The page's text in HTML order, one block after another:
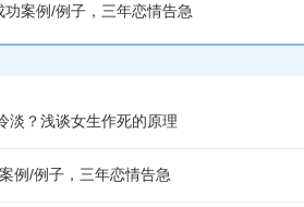
案例/例子，三年恋情告急
淡？浅谈女生作死的原理
例/例子，三年恋情告急